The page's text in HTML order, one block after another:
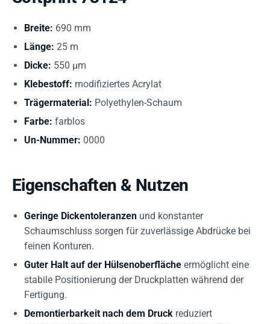
Breite: 690 mm
Länge: 25 m
Dicke: 550 µm
Klebestoff: modifiziertes Acrylat
Trägermaterial: Polyethylen-Schaum
Farbe: farblos
Un-Nummer: 0000
Eigenschaften & Nutzen
Geringe Dickentoleranzen und konstanter
Schaumschluss sorgen für zuverlässige Abdrücke bei
feinen Konturen.
Guter Halt auf der Hülsenoberfläche ermöglicht eine
stabile Positionierung der Druckplatten während der
Fertigung.
Demontierbarkeit nach dem Druck reduziert